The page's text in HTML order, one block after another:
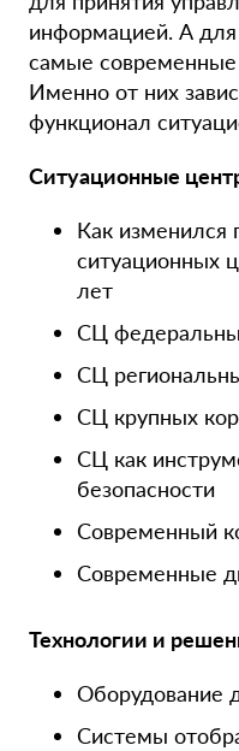
информацией. А для
самые
Именно от них
функционал
Ситуационные
Как изменился
ситуационных
лет
СЦ
СЦ
СЦ крупных
СЦ как
безопасности
Современный
Современные
Технологии и
Оборудование
Системы